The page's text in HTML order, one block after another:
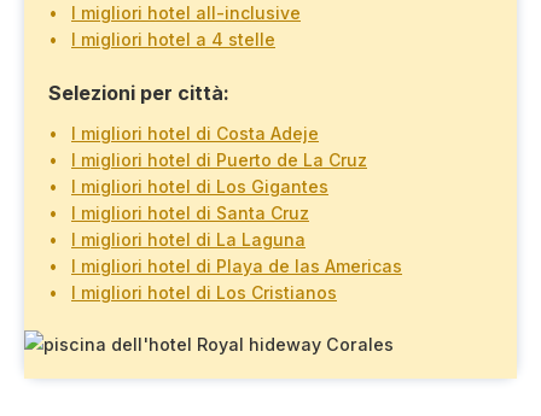
I migliori hotel all-inclusive
I migliori hotel a 4 stelle
Selezioni per città:
I migliori hotel di Costa Adeje
I migliori hotel di Puerto de La Cruz
I migliori hotel di Los Gigantes
I migliori hotel di Santa Cruz
I migliori hotel di La Laguna
I migliori hotel di Playa de las Americas
I migliori hotel di Los Cristianos